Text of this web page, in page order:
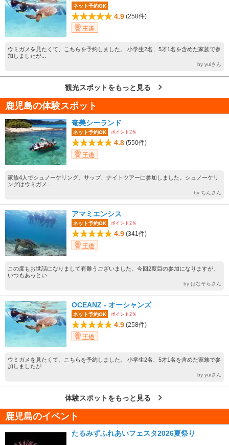
ネット予約OK
4.9 (258件)
王道
ウミガメを見たくて、こちらを予約しました。 小学生2名、5才1名を含めた家族で参
加しましたが...
by yuiさん
観光スポットをもっと見る
鹿児島の体験スポット
奄美シーランド
ネット予約OK ポイント2％
4.8 (550件)
王道
家族4人でシュノーケリング、サップ、ナイトツアーに参加しました。シュノーケリ
ングはウミガメ...
by ちんさん
アマミエンシス
ネット予約OK ポイント2％
4.9 (341件)
王道
この度もお世話になりまして有難うございました。今回2度目の参加になりますが、
いつもあっとい...
by はなそらさん
OCEANZ - オーシャンズ
ネット予約OK ポイント2％
4.9 (258件)
王道
ウミガメを見たくて、こちらを予約しました。 小学生2名、5才1名を含めた家族で参
加しましたが...
by yuiさん
体験スポットをもっと見る
鹿児島のイベント
たるみずふれあいフェスタ2026夏祭り